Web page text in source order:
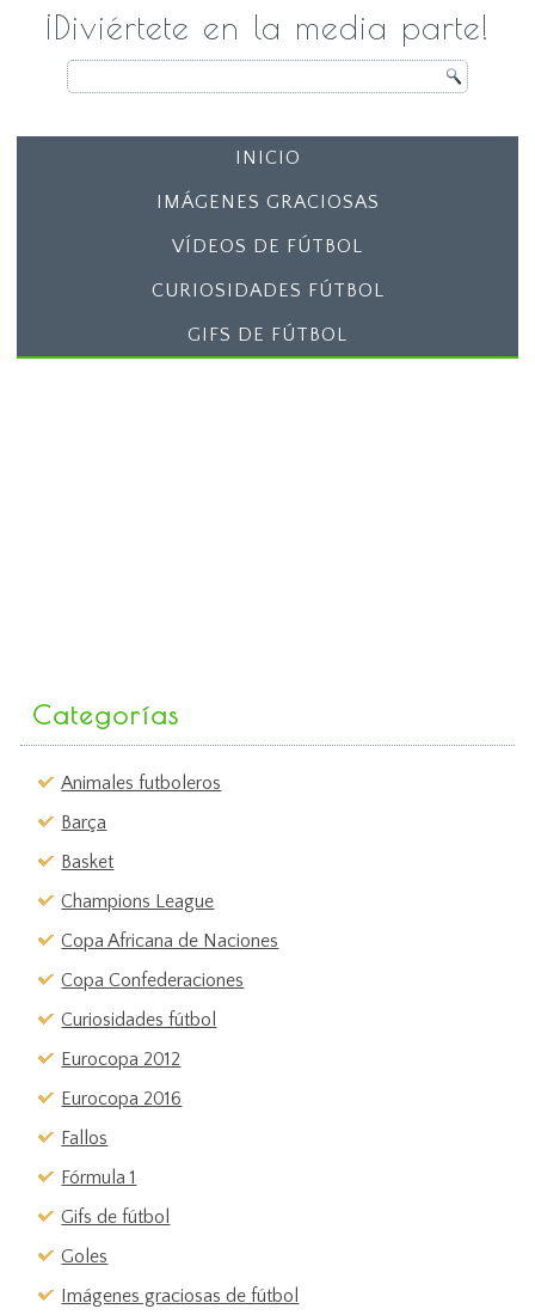
¡Diviértete en la media parte!
INICIO
IMÁGENES GRACIOSAS
VÍDEOS DE FÚTBOL
CURIOSIDADES FÚTBOL
GIFS DE FÚTBOL
Categorías
Animales futboleros
Barça
Basket
Champions League
Copa Africana de Naciones
Copa Confederaciones
Curiosidades fútbol
Eurocopa 2012
Eurocopa 2016
Fallos
Fórmula 1
Gifs de fútbol
Goles
Imágenes graciosas de fútbol